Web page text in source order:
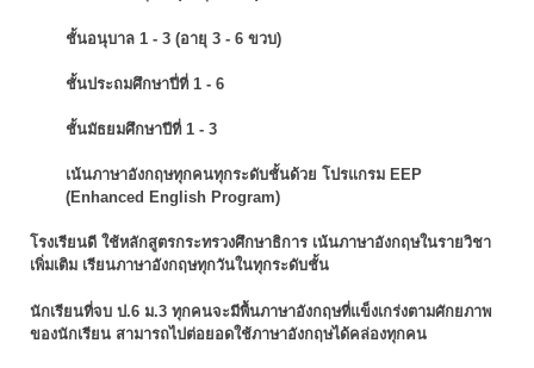
ชั้นอนุบาล 1 - 3 (อายุ 3 - 6 ขวบ)
ชั้นประถมศึกษาปี่ที่ 1 - 6
ชั้นมัธยมศึกษาปีที่ 1 - 3
เน้นภาษาอังกฤษทุกคนทุกระดับชั้นด้วย โปรแกรม EEP
(Enhanced English Program)
โรงเรียนดี ใช้หลักสูตรกระทรวงศึกษาธิการ เน้นภาษาอังกฤษในรายวิชา
เพิ่มเติม เรียนภาษาอังกฤษทุกวันในทุกระดับชั้น
นักเรียนที่จบ ป.6 ม.3 ทุกคนจะมีพื้นภาษาอังกฤษที่แข็งเกร่งตามศักยภาพ
ของนักเรียน สามารถไปต่อยอดใช้ภาษาอังกฤษได้คล่องทุกคน